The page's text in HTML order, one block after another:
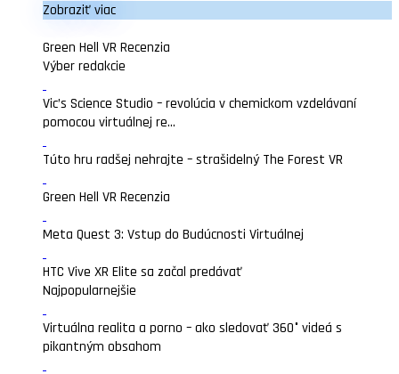
Zobraziť viac
Green Hell VR Recenzia
Výber redakcie
Vic’s Science Studio – revolúcia v chemickom vzdelávaní
pomocou virtuálnej re...
Túto hru radšej nehrajte – strašidelný The Forest VR
Green Hell VR Recenzia
Meta Quest 3: Vstup do Budúcnosti Virtuálnej
HTC Vive XR Elite sa začal predávať
Najpopularnejšie
Virtuálna realita a porno – ako sledovať 360° videá s
pikantným obsahom